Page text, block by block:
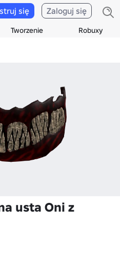
Tworzenie Robuxy
się Zaloguj się
usta Oni z